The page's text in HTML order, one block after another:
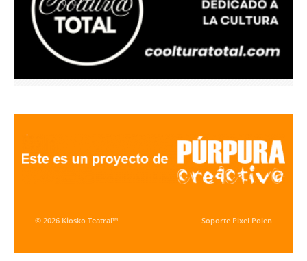
© 2026 Kiosko Teatral™ Soporte Pixel Polen